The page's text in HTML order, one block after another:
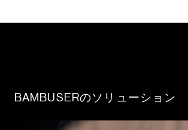
BAMBUSERのソリューション